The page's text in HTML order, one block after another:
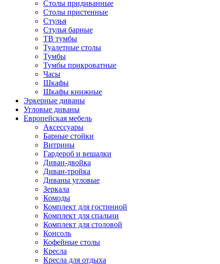
Столы придиванные
Столы пристенные
Стулья
Стулья барные
ТВ тумбы
Туалетные столы
Тумбы
Тумбы прикроватные
Часы
Шкафы
Шкафы книжные
Эркерные диваны
Угловые диваны
Европейская мебель
Аксессуары
Барные стойки
Витрины
Гардероб и вешалки
Диван-двойка
Диван-тройка
Диваны угловые
Зеркала
Комоды
Комплект для гостинной
Комплект для спальни
Комплект для столовой
Консоль
Кофейные столы
Кресла
Кресла для отдыха